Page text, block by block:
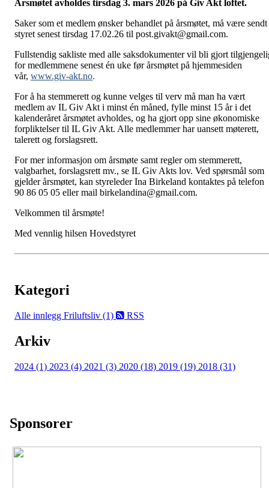
Årsmøtet avholdes tirsdag 3. mars 2026 på Giv Akt loftet.
Saker som et medlem ønsker behandlet på årsmøtet, må være sendt
styret senest tirsdag 17.02.26 til post.givakt@gmail.com.
Fullstendig sakliste med alle saksdokumenter vil bli gjort
for medlemmene senest én uke før årsmøtet på hjemmesiden
vår, www.giv-akt.no.
For å ha stemmerett og kunne velges til verv må man ha vært
medlem av IL Giv Akt i minst én måned, fylle minst 15 år i det
kalenderåret årsmøtet avholdes, og ha gjort opp sine økonomiske
forpliktelser til IL Giv Akt. Alle medlemmer har uansett møterett,
talerett og forslagsrett.
For mer informasjon om årsmøte samt regler om stemmerett,
valgbarhet, forslagsrett mv., se IL Giv Akts lov. Ved spørsmål som
gjelder årsmøtet, kan styreleder Ina Birkeland kontaktes på telefon
90 86 05 05 eller mail birkelandina@gmail.com.
Velkommen til årsmøte!
Med vennlig hilsen Hovedstyret
Kategori
Alle innlegg Friluftsliv (1) RSS
Arkiv
2024 (1) 2023 (4) 2021 (3) 2020 (18) 2019 (19) 2018 (31)
Sponsorer